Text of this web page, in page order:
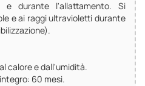
e durante l'allattamento. Si
e ai raggi ultravioletti durante
calore e dall'umidità.
60 mesi.